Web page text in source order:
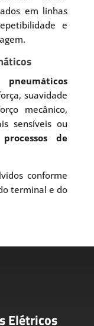
em linhas
e
suavidade
mecânico,
sensíveis ou
de
conforme
terminal e do
Elétricos